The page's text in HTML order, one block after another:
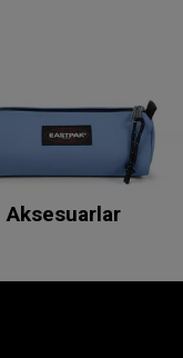
Aksesuarlar